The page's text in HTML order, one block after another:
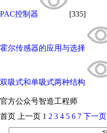
PAC控制器 [335]
霍尔传感器的应用与选择
双吸式和单吸式两种结构
官方公众号智造工程师
首页 上一页 1 2 3 4 5 6 7 下一页